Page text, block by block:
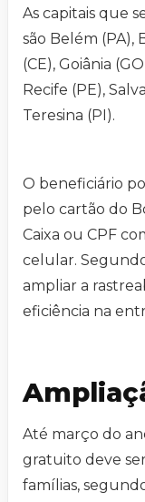
As capitais que
são Belém (PA),
(CE), Goiânia
Recife (PE),
Teresina (PI).
O beneficiário
pelo cartão do
Caixa ou CPF
celular.
ampliar a
eficiência na
Até março do
gratuito deve
famílias,